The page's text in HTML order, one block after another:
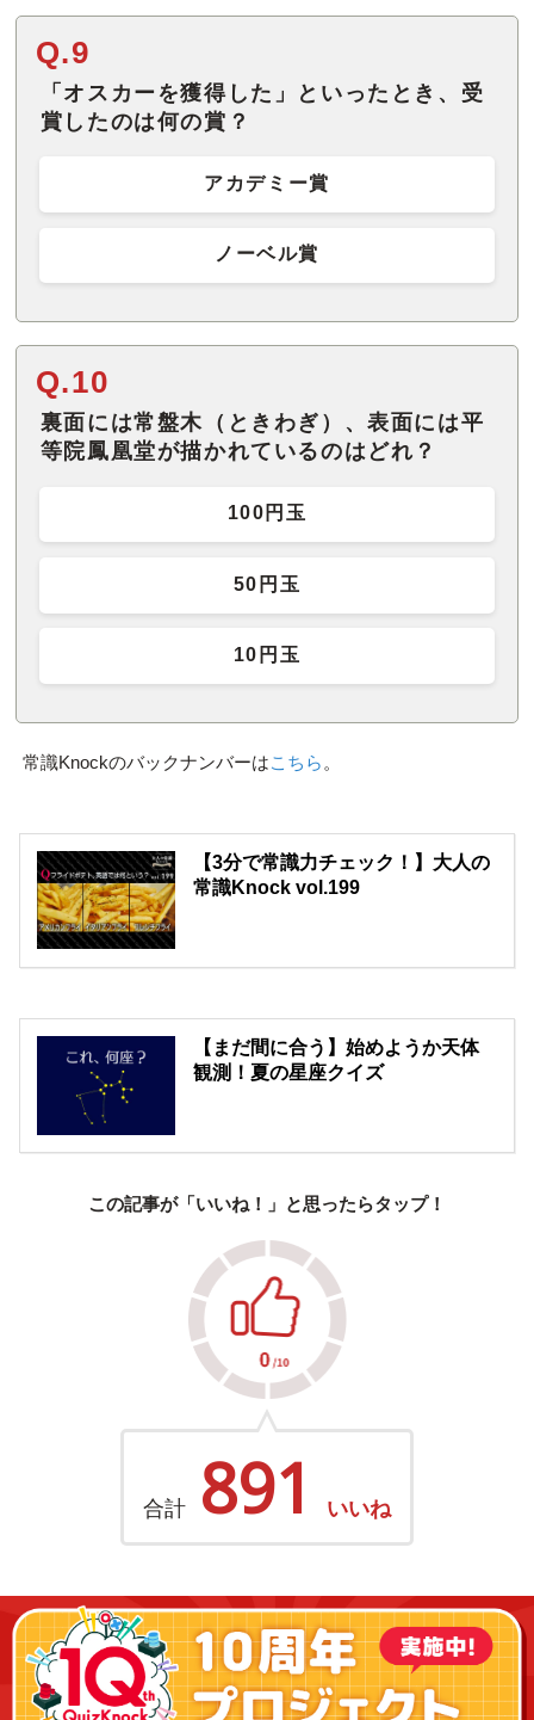
Q.9
「オスカーを獲得した」といったとき、受
賞したのは何の賞？
アカデミー賞
ノーベル賞
Q.10
裏面には常盤木（ときわぎ）、表面には平
等院鳳凰堂が描かれているのはどれ？
100円玉
50円玉
10円玉
常識Knockのバックナンバーはこちら 。
【3分で常識力チェック！】大人の
常識Knock vol.199
【まだ間に合う】始めようか天体
観測！夏の星座クイズ
この記事が「いいね！」と思ったらタップ！
合計 891 いいね